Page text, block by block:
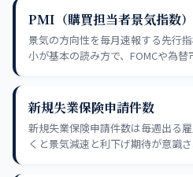
PMI（購買担当者景気指数）
景気の方向性を毎月速報する先行
小が基本の読み方で、FOMCや為
新規失業保険申請件数
新規失業保険申請件数は毎週出る
くと景気減速と利下げ期待が意識さ